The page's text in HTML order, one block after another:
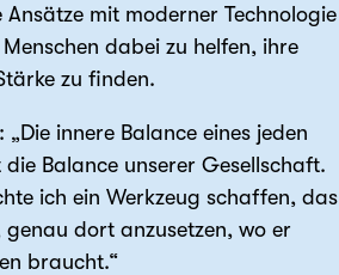
mit moderner Technologie
dabei zu helfen, ihre
zu finden.
innere Balance eines jeden
die Balance unserer Gesellschaft.
ich ein Werkzeug schaffen, das
dort anzusetzen, wo er
braucht.“